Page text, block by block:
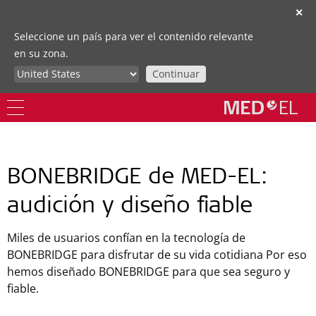
✕
Seleccione un país para ver el contenido relevante
en su zona.
Continuar
BONEBRIDGE de MED-EL:
audición y diseño fiable
Miles de usuarios confían en la tecnología de
BONEBRIDGE para disfrutar de su vida cotidiana Por eso
hemos diseñado BONEBRIDGE para que sea seguro y
fiable.